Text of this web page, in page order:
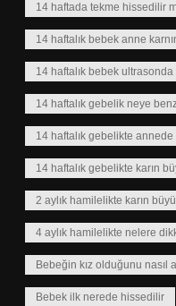
14 haftada tekme hissedilir
14 haftalık bebek anne
14 haftalık bebek
14 haftalık gebelik neye
14 haftalık gebelikte
14 haftalık gebelikte karın
2 aylık hamilelikte karın
4 aylık hamilelikte nelere
Bebeğin kız olduğunu nasıl
Bebek ilk nerede hissedilir